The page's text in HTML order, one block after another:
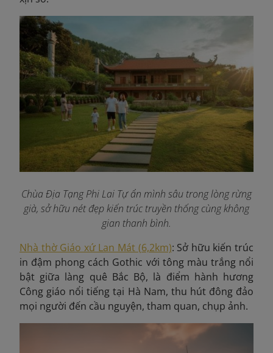
Chùa Địa Tạng Phi Lai Tự ẩn mình sâu trong lòng rừng
già, sở hữu nét đẹp kiến trúc truyền thống cùng không
gian thanh bình.
Nhà thờ Giáo xứ Lan Mát (6,2km): Sở hữu kiến trúc
in đậm phong cách Gothic với tông màu trắng nổi
bật giữa làng quê Bắc Bộ, là điểm hành hương
Công giáo nổi tiếng tại Hà Nam, thu hút đông đảo
mọi người đến cầu nguyện, tham quan, chụp ảnh.